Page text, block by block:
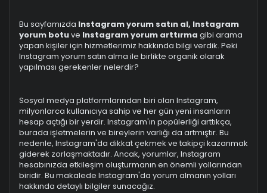
Bu sayfamızda Instagram yorum satın al, Instagram
yorum botuve Instagram yorum arttırma gibi arama
yapan kişiler için hizmetlerimiz hakkında bilgi verdik. Peki
Instagram yorum satın alma ile birlikte organik olarak
yapılması gerekenler nelerdir?
Sosyal medya platformlarından biri olan Instagram,
milyonlarca kullanıcıya sahip ve her gün yeni insanların
hesap açtığı bir yerdir. Instagram'ın popülerliği arttıkça,
burada işletmelerin ve bireylerin varlığı da artmıştır. Bu
nedenle, Instagram'da dikkat çekmek ve takipçi kazanmak
giderek zorlaşmaktadır. Ancak, yorumlar, Instagram
hesabınızda etkileşim oluşturmanın en önemli yollarından
biridir. Bu makalede Instagram'da yorum almanın yolları
hakkında detaylı bilgiler sunacağız.